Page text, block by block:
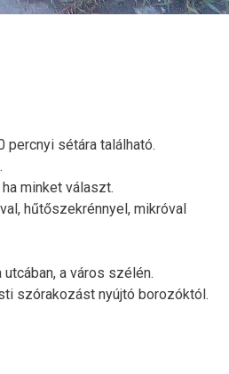
sétára található.
minket választ.
hűtőszekrénnyel, mikróval
a város szélén.
szórakozást nyújtó borozóktól.